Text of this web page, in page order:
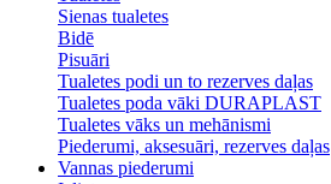
Sienas tualetes
Bidē
Pisuāri
Tualetes podi un to rezerves daļas
Tualetes poda vāki DURAPLAST
Tualetes vāks un mehānismi
Piederumi, aksesuāri, rezerves daļas
Vannas piederumi